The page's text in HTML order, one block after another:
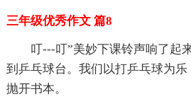
三年级优秀作文 篇8
叮---叮”美妙下课铃声响了起
到乒乓球台。我们以打乒乓球为乐
抛开书本。